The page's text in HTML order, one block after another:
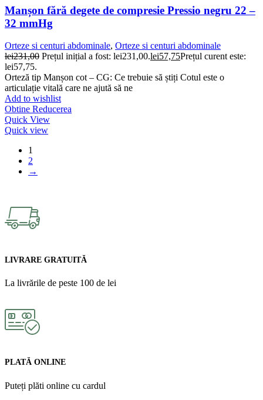
Manșon fără degete de compresie Pressio negru 22 –
32 mmHg
Orteze si centuri abdominale, Orteze si centuri abdominale
lei231,00 Prețul inițial a fost: lei231,00.lei57,75Prețul curent este:
lei57,75.
Orteză tip Manșon cot – CG: Ce trebuie să știți Cotul este o
articulație vitală care ne ajută să ne
Add to wishlist
Obtine Reducerea
Quick View
Quick view
1
2
→
LIVRARE GRATUITĂ
La livrările de peste 100 de lei
PLATĂ ONLINE
Puteți plăti online cu cardul